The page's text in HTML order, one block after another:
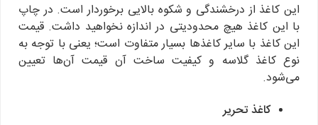
این کاغذ از درخشندگی و شکوه بالایی برخوردار است. در چاپ
با این کاغذ هیچ محدودیتی در اندازه نخواهید داشت. قیمت
این کاغذ با سایر کاغذها بسیار متفاوت است؛ یعنی با توجه به
نوع کاغذ گلاسه و کیفیت ساخت آن قیمت آن‌ها تعیین
می‌شود.
کاغذ تحریر